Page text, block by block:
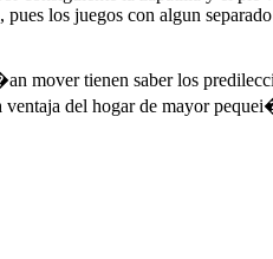
los juegos con algun
mover tienen saber los
del hogar de mayor